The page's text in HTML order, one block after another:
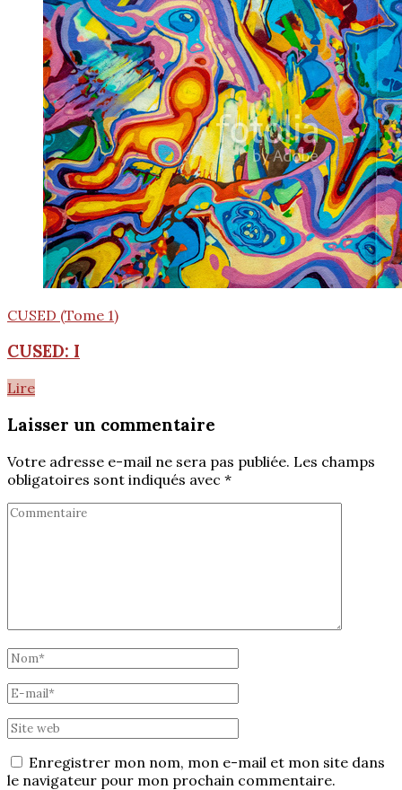
CUSED (Tome 1)
CUSED: I
Lire
Laisser un commentaire
Votre adresse e-mail ne sera pas publiée. Les champs
obligatoires sont indiqués avec *
Enregistrer mon nom, mon e-mail et mon site dans
le navigateur pour mon prochain commentaire.